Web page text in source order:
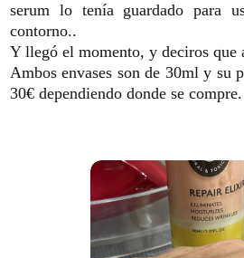
serum lo tenía guardado para
contorno..
Y llegó el momento, y deciros que
Ambos envases son de 30ml y su
30€ dependiendo donde se compre.